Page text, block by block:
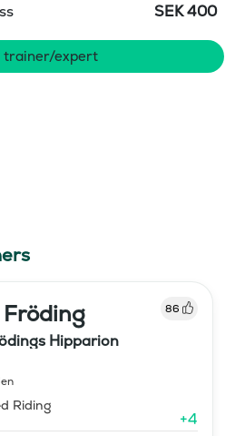
SEK400
trainer/expert
86
Hipparion
Riding
+4